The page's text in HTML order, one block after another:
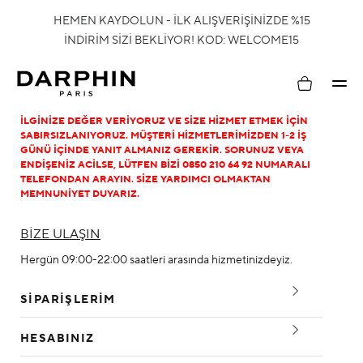
HEMEN KAYDOLUN - İLK ALIŞVERİŞİNİZDE %15
İNDİRİM SİZİ BEKLİYOR! KOD: WELCOME15
Hesabım
İLGINIZE DEĞER VERIYORUZ VE SIZE HIZMET ETMEK IÇIN
SABIRSIZLANIYORUZ. MÜŞTERI HIZMETLERIMIZDEN 1-2 IŞ
GÜNÜ IÇINDE YANIT ALMANIZ GEREKIR. SORUNUZ VEYA
ENDIŞENIZ ACILSE, LÜTFEN BIZI 0850 210 64 92 NUMARALI
TELEFONDAN ARAYIN. SIZE YARDIMCI OLMAKTAN
MEMNUNIYET DUYARIZ.
BİZE ULAŞIN
Hergün 09:00-22:00 saatleri arasında hizmetinizdeyiz.
SIPARIŞLERIM
SIPARIŞIM NEREDE?
SIPARIŞ SÜRECI
HESABINIZ